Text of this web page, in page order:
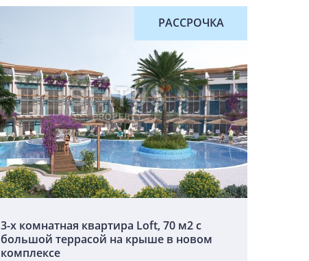
РАССРОЧКА
3-х комнатная квартира Loft, 70 м2 c
большой террасой на крыше в новом
комплексе